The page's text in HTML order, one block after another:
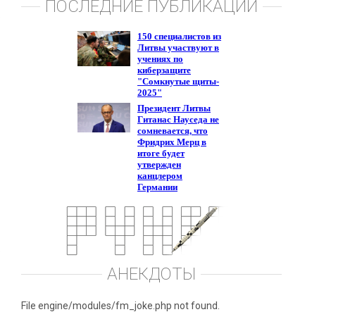
ПОСЛЕДНИЕ ПУБЛИКАЦИИ
АНЕКДОТЫ
File engine/modules/fm_joke.php not found.